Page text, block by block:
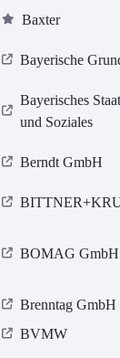
Baxter
Bayerische
Bayerisches
und Soziales
Berndt GmbH
BOMAG GmbH
Brenntag GmbH
BVMW